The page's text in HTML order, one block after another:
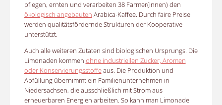
pflegen, ernten und verarbeiten 38 Farmer(innen) den
ökologisch angebauten Arabica-Kaffee. Durch faire Preise
werden qualitätsfördernde Strukturen der Kooperative
unterstützt.
Auch alle weiteren Zutaten sind biologischen Ursprungs. Die
Limonaden kommen ohne industriellen Zucker, Aromen
oder Konservierungsstoffeaus. Die Produktion und
Abfüllung übernimmt ein Familienunternehmen in
Niedersachsen, die ausschließlich mit Strom aus
erneuerbaren Energien arbeiten. So kann man Limonade